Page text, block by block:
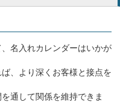
グリーンスケジュール
名入れカレンダーはいかが
、より深くお客様と接点を
通して関係を維持できま